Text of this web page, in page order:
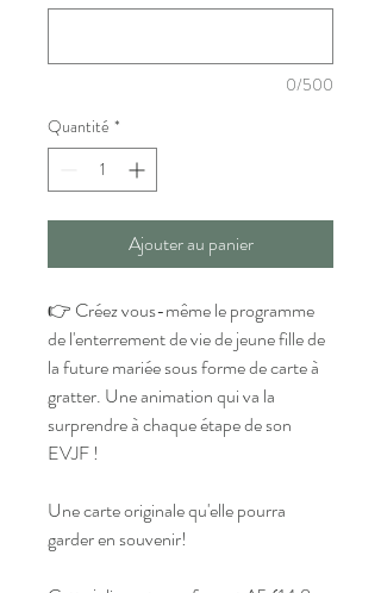
0/500
Quantité *
Ajouter au panier
👉 Créez vous-même le programme
de l'enterrement de vie de jeune fille de
la future mariée sous forme de carte à
gratter. Une animation qui va la
surprendre à chaque étape de son
EVJF !
Une carte originale qu'elle pourra
garder en souvenir!